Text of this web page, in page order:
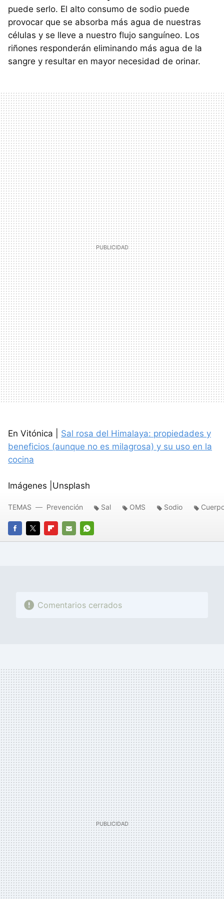
puede serlo. El alto consumo de sodio puede
provocar que se absorba más agua de nuestras
células y se lleve a nuestro flujo sanguíneo. Los
riñones responderán eliminando más agua de la
sangre y resultar en mayor necesidad de orinar.
En Vitónica | Sal rosa del Himalaya: propiedades y
beneficios (aunque no es milagrosa) y su uso en la
cocina
Imágenes |Unsplash
FACEBOOK
TWITTERFLIPBOARD
E-
WHATSAPP
TEMAS Prevención Sal OMS Sodio
Comentarios cerrados